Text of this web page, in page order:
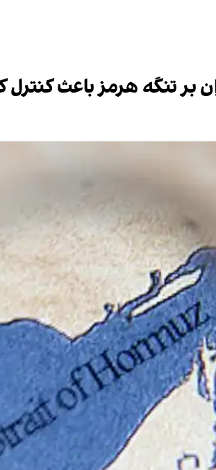
بر تنگه هرمز باعث